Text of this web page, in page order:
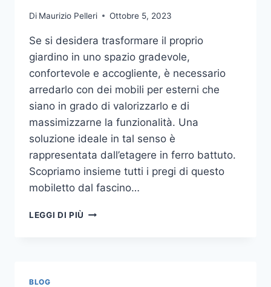
Di Maurizio Pelleri Ottobre 5, 2023
Se si desidera trasformare il proprio
giardino in uno spazio gradevole,
confortevole e accogliente, è necessario
arredarlo con dei mobili per esterni che
siano in grado di valorizzarlo e di
massimizzarne la funzionalità. Una
soluzione ideale in tal senso è
rappresentata dall’etagere in ferro battuto.
Scopriamo insieme tutti i pregi di questo
mobiletto dal fascino…
LEGGI DI PIÙ ETAGERE
BLOG